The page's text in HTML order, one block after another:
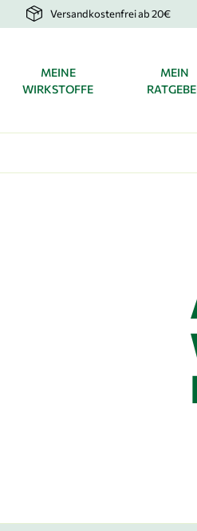
Versandkostenfrei ab 20€
MEINE
WIRKSTOFFE
MEIN